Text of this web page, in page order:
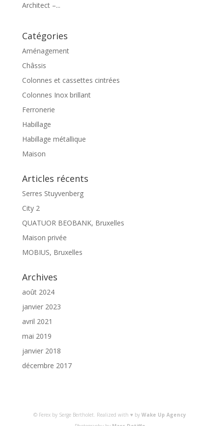
Architect –...
Catégories
Aménagement
Châssis
Colonnes et cassettes cintrées
Colonnes Inox brillant
Ferronerie
Habillage
Habillage métallique
Maison
Articles récents
Serres Stuyvenberg
City 2
QUATUOR BEOBANK, Bruxelles
Maison privée
MOBIUS, Bruxelles
Archives
août 2024
janvier 2023
avril 2021
mai 2019
janvier 2018
décembre 2017
© Ferex by Serge Bertholet. Realized with ♥ byWake Up Agency